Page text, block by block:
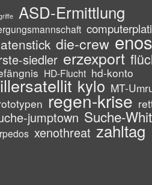
ASD-Ermittlung
die-crew enos
siedler erzexport
HD-Flucht hd-konto
kylo MT-
regen-krise
jumptown Suche-
xenothreat zahltag